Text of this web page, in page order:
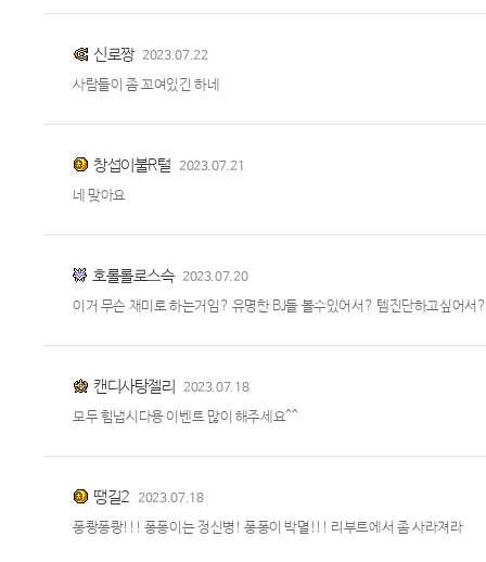
신로짱 2023.07.22
사람들이 좀 꼬여있긴 하네
창섭이불R털 2023.07.21
네 맞아요
호롤롤로스슥 2023.07.20
이거 무슨 재미로 하는거임? 유명한 BJ들 볼수있어서? 템진단하고싶어서
캔디사탕젤리 2023.07.18
모두 힘냅시다용 이벤트 많이 해주세요^^
땡길2 2023.07.18
퐁쾅퐁쾅!!! 퐁퐁이는 정신병! 퐁퐁이 박멸!!! 리부트에서 좀 사라져라